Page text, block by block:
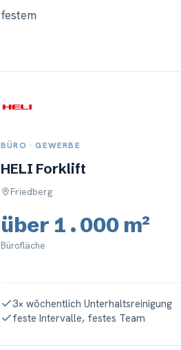
BÜRO · GEWERBE
HELI Forklift
Friedberg
über 1.000 m²
Bürofläche
3× wöchentlich Unterhaltsreinigung
feste Intervalle, festes Team